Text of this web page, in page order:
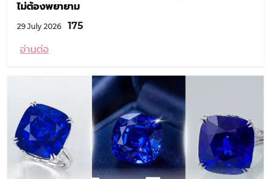
ไม่ต้องพยายาม
29 July 2026 175
อ่านต่อ